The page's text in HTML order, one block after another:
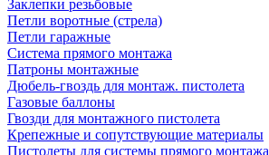
Заклепки резьбовые
Петли воротные (стрела)
Петли гаражные
Система прямого монтажа
Патроны монтажные
Дюбель-гвоздь для монтаж. пистолета
Газовые баллоны
Гвозди для монтажного пистолета
Крепежные и сопутствующие материалы
Пистолеты для системы прямого монтажа